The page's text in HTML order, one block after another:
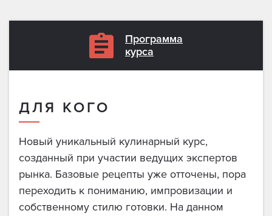
Программа
курса
ДЛЯ КОГО
Новый уникальный кулинарный курс,
созданный при участии ведущих экспертов
рынка. Базовые рецепты уже отточены, пора
переходить к пониманию, импровизации и
собственному стилю готовки. На данном